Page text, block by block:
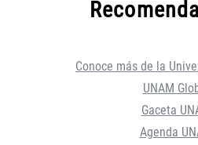
Conoce más de la
UNAM
Gaceta
Agenda